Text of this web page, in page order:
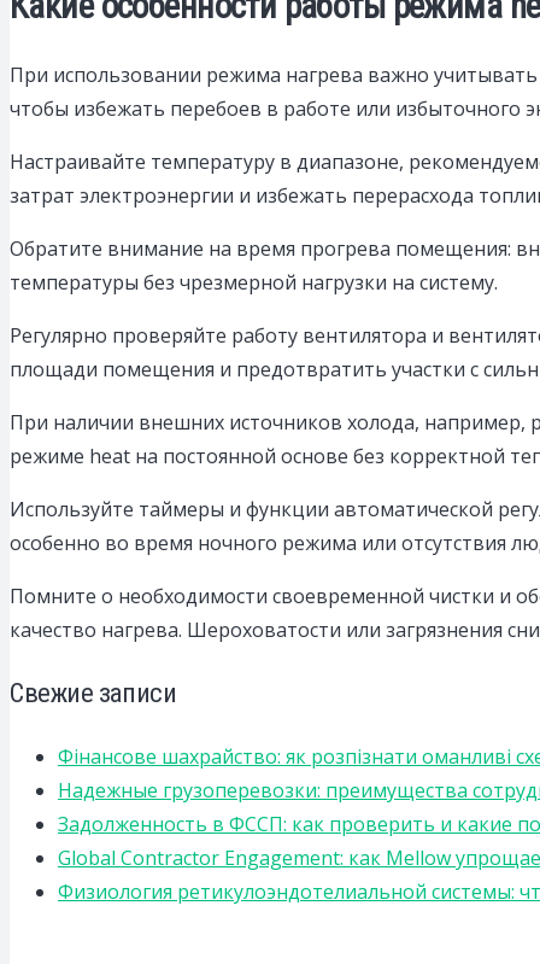
При использовании режима нагрева важно
чтобы избежать перебоев в работе или избыточного
Настраивайте температуру в диапазоне,
затрат электроэнергии и избежать перерасхода
Обратите внимание на время прогрева помещения:
температуры без чрезмерной нагрузки на систему.
Регулярно проверяйте работу вентилятора и
площади помещения и предотвратить участки с
При наличии внешних источников холода, например,
режиме heat на постоянной основе без корректной
Используйте таймеры и функции автоматической
особенно во время ночного режима или отсутствия
Помните о необходимости своевременной чистки и
качество нагрева. Шероховатости или загрязнения
Свежие записи
Фінансове шахрайство: як розпізнати оманливі
Надежные грузоперевозки: преимущества
Задолженность в ФССП: как проверить и какие
Global Contractor Engagement: как Mellow
Физиология ретикулоэндотелиальной системы: